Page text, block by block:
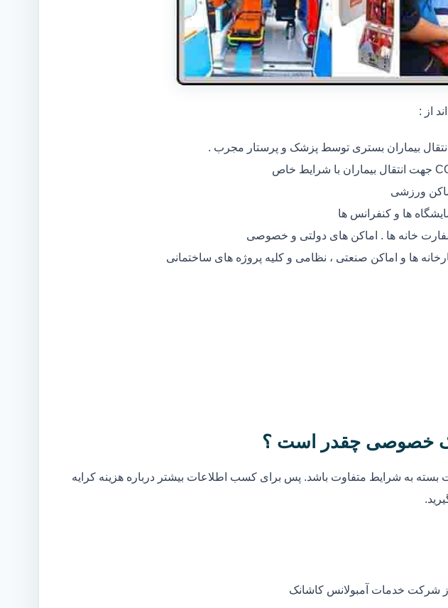
از :
بیماران بستری توسط پزشک و پرستار مجرب .
ورزشی
ها و کنفرانس ها
خانه ها . اماکن های دولتی و خصوصی
ها و اماکن صنعتی ، نظامی و کلیه پروژه های ساختمانی
خصوصی چقدر است ؟
به شرایط متفاوت باشد. پس برای کسب اطلاعات بیشتر درباره هزینه کرایه
شرکت خدمات آمبولانس کاشانک